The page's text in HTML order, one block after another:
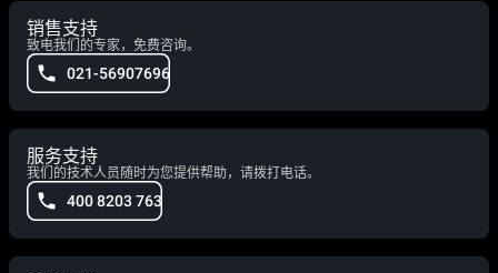
销售支持
致电我们的专家，免费咨询。
021-56907696
服务支持
我们的技术人员随时为您提供帮助，请拨打电话。
400 8203 763